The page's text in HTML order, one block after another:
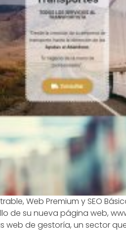
Web Premium y SEO
de su nueva página web,
web de gestoría, un sector